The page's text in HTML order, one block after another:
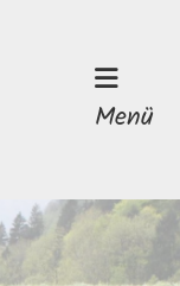
Menü